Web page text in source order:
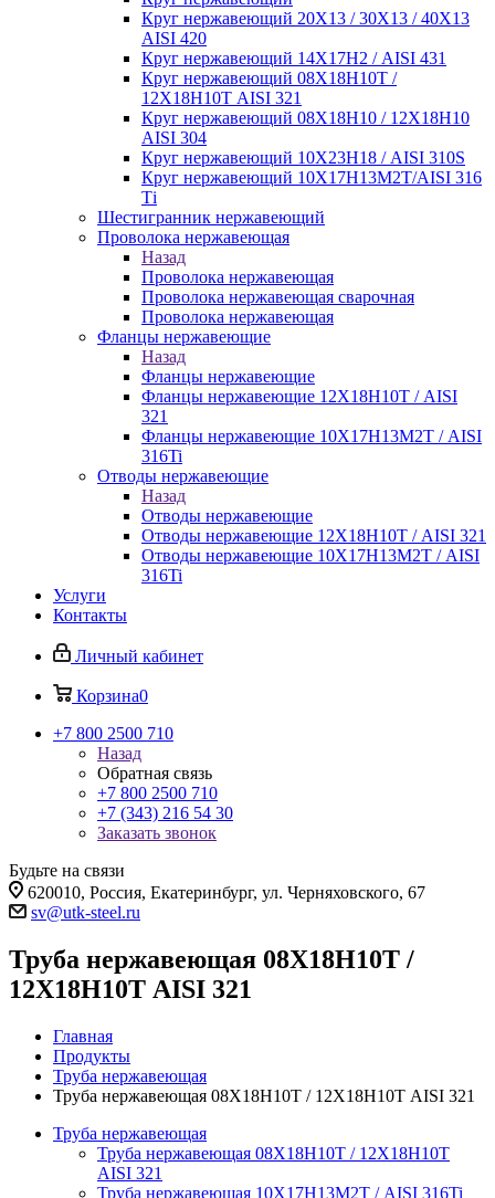
Круг нержавеющий 20Х13 / 30Х13 / 40Х13
AISI 420
Круг нержавеющий 14Х17Н2 / AISI 431
Круг нержавеющий 08Х18Н10Т /
12Х18Н10Т AISI 321
Круг нержавеющий 08Х18Н10 / 12Х18Н10
AISI 304
Круг нержавеющий 10Х23Н18 / AISI 310S
Круг нержавеющий 10Х17Н13М2Т/AISI 316
Тi
Шестигранник нержавеющий
Проволока нержавеющая
Назад
Проволока нержавеющая
Проволока нержавеющая сварочная
Проволока нержавеющая
Фланцы нержавеющие
Назад
Фланцы нержавеющие
Фланцы нержавеющие 12Х18Н10Т / AISI
321
Фланцы нержавеющие 10Х17Н13М2Т / AISI
316Ti
Отводы нержавеющие
Назад
Отводы нержавеющие
Отводы нержавеющие 12Х18Н10Т / AISI 321
Отводы нержавеющие 10Х17Н13М2Т / AISI
316Ti
Услуги
Контакты
Личный кабинет
Корзина0
+7 800 2500 710
Назад
Обратная связь
+7 800 2500 710
+7 (343) 216 54 30
Заказать звонок
Будьте на связи
620010, Россия, Екатеринбург, ул. Черняховского, 67
sv@utk-steel.ru
Труба нержавеющая 08Х18Н10Т /
12Х18Н10Т AISI 321
Главная
Продукты
Труба нержавеющая
Труба нержавеющая 08Х18Н10Т / 12Х18Н10Т AISI 321
Труба нержавеющая
Труба нержавеющая 08Х18Н10Т / 12Х18Н10Т
AISI 321
Труба нержавеющая 10Х17Н13М2Т / AISI 316Ti